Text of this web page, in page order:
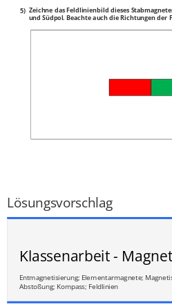
5) Zeichne das Feldlinienbild dieses
und Südpol. Beachte auch die Richtungen der
Lösungsvorschlag
Klassenarbeit -
Entmagnetisierung; Elementarmagnete;
Abstoßung; Kompass; Feldlinien